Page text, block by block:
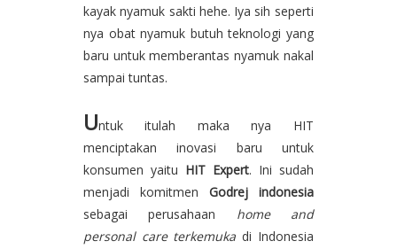
kayak nyamuk sakti hehe. Iya sih seperti
nya obat nyamuk butuh teknologi yang
baru untuk memberantas nyamuk nakal
sampai tuntas.
Untuk itulah maka nya HIT
menciptakan inovasi baru untuk
konsumen yaitu HIT Expert. Ini sudah
menjadi komitmen Godrej indonesia
sebagai perusahaan home and
personal care terkemuka di Indonesia